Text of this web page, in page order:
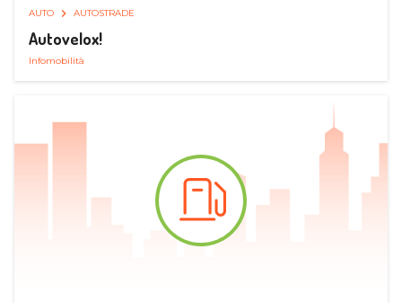
AUTO AUTOSTRADE
Autovelox!
Infomobilità